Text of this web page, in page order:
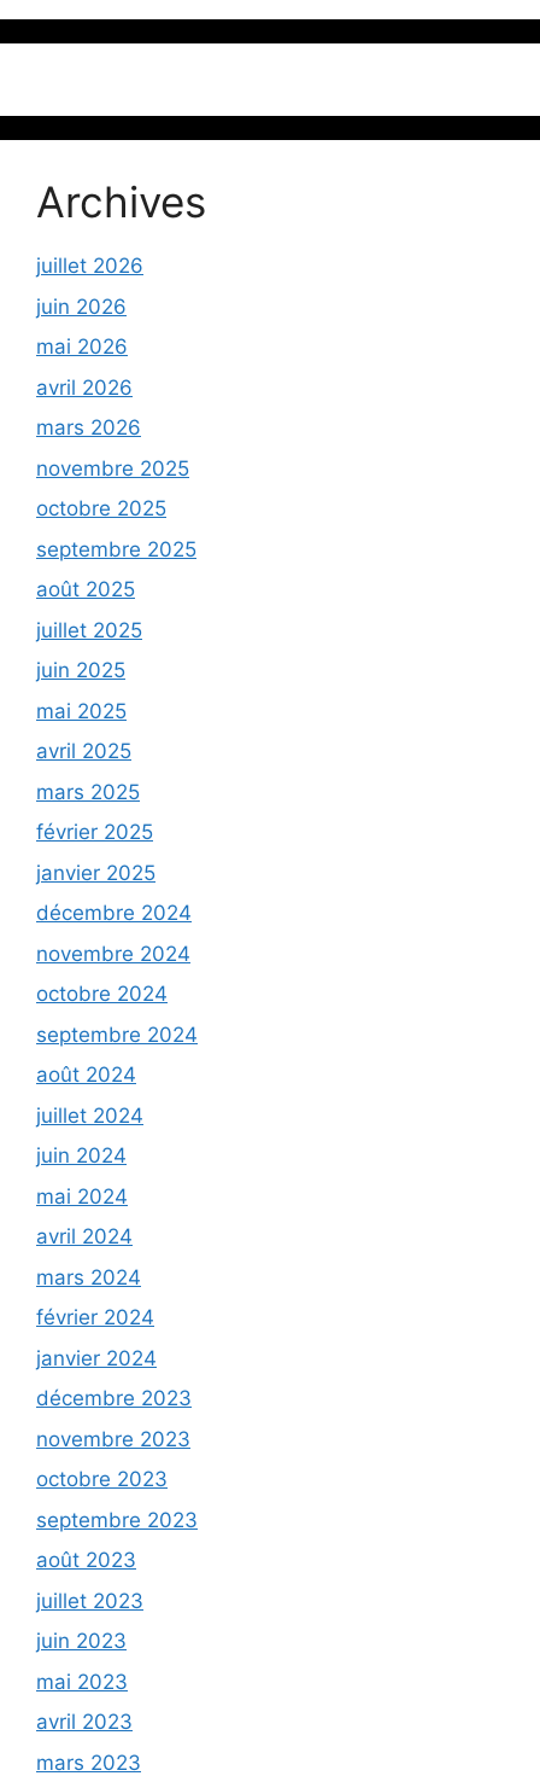
Archives
juillet 2026
juin 2026
mai 2026
avril 2026
mars 2026
novembre 2025
octobre 2025
septembre 2025
août 2025
juillet 2025
juin 2025
mai 2025
avril 2025
mars 2025
février 2025
janvier 2025
décembre 2024
novembre 2024
octobre 2024
septembre 2024
août 2024
juillet 2024
juin 2024
mai 2024
avril 2024
mars 2024
février 2024
janvier 2024
décembre 2023
novembre 2023
octobre 2023
septembre 2023
août 2023
juillet 2023
juin 2023
mai 2023
avril 2023
mars 2023